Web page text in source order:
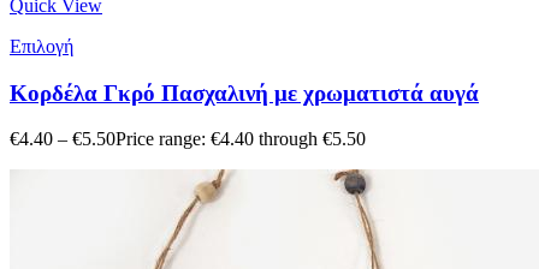
Quick View
Επιλογή
Κορδέλα Γκρό Πασχαλινή με χρωματιστά αυγά
€4.40 – €5.50Price range: €4.40 through €5.50